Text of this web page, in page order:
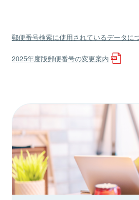
郵便番号検索に使用されているデータに
2025年度版郵便番号の変更案内